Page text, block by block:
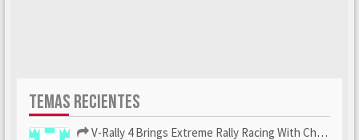
TEMAS RECIENTES
V-Rally 4 Brings Extreme Rally Racing With Challenging Track...